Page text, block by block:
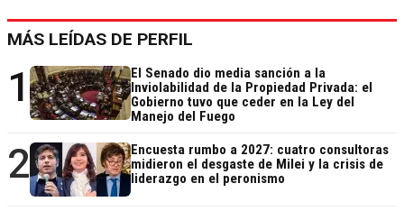
MÁS LEÍDAS DE PERFIL
1
El Senado dio media sanción a la
Inviolabilidad de la Propiedad Privada: el
Gobierno tuvo que ceder en la Ley del
Manejo del Fuego
2
Encuesta rumbo a 2027: cuatro consultoras
midieron el desgaste de Milei y la crisis de
liderazgo en el peronismo